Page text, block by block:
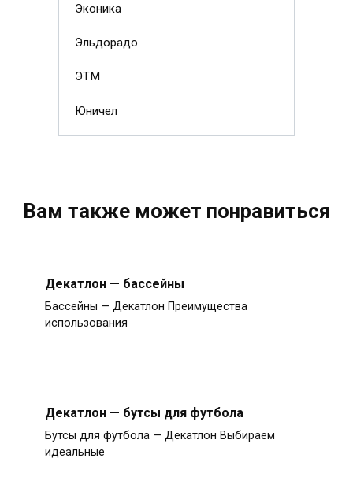
Эконика
Эльдорадо
ЭТМ
Юничел
Вам также может понравиться
Декатлон — бассейны
Бассейны — Декатлон Преимущества
использования
Декатлон — бутсы для футбола
Бутсы для футбола — Декатлон Выбираем
идеальные